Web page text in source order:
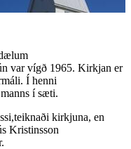
var vígð 1965. Kirkjan er
Í henni
í sæti.
kirkjuna, en
Kristinsson